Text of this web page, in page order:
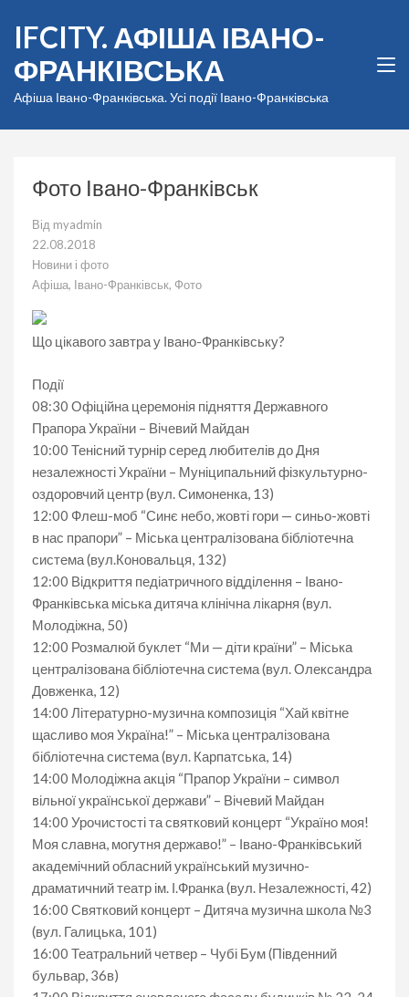
вмісту
(натисніть
Enter)
IFCITY. АФІША ІВАНО-
ФРАНКІВСЬКА
Афіша Івано-Франківська. Усі події Івано-Франківська
Фото Івано-Франківськ
Від myadmin
22.08.2018
Новини і фото
Афіша, Івано-Франківськ, Фото
Що цікавого завтра у Івано-Франківську?
Події
08:30 Офіційна церемонія підняття Державного
Прапора України – Вічевий Майдан
10:00 Тенісний турнір серед любителів до Дня
незалежності України – Муніципальний фізкультурно-
оздоровчий центр (вул. Симоненка, 13)
12:00 Флеш-моб “Синє небо, жовті гори — синьо-жовті
в нас прапори” – Міська централізована бібліотечна
система (вул.Коновальця, 132)
12:00 Відкриття педіатричного відділення – Івано-
Франківська міська дитяча клінічна лікарня (вул.
Молодіжна, 50)
12:00 Розмалюй буклет “Ми — діти країни” – Міська
централізована бібліотечна система (вул. Олександра
Довженка, 12)
14:00 Літературно-музична композиція “Хай квітне
щасливо моя Україна!” – Міська централізована
бібліотечна система (вул. Карпатська, 14)
14:00 Молодіжна акція “Прапор України – символ
вільної української держави” – Вічевий Майдан
14:00 Урочистості та святковий концерт “Україно моя!
Моя славна, могутня державо!” – Івано-Франківський
академічний обласний український музично-
драматичний театр ім. І.Франка (вул. Незалежності, 42)
16:00 Святковий концерт – Дитяча музична школа №3
(вул. Галицька, 101)
16:00 Театральний четвер – Чубі Бум (Південний
бульвар, 36в)